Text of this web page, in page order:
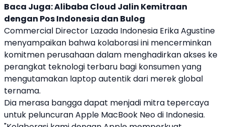
Baca Juga:Alibaba Cloud Jalin Kemitraan
dengan Pos Indonesia dan Bulog
Commercial Director Lazada Indonesia Erika Agustine
menyampaikan bahwa kolaborasi ini mencerminkan
komitmen perusahaan dalam menghadirkan akses ke
perangkat teknologi terbaru bagi konsumen yang
mengutamakan laptopautentik dari merek global
ternama.
Dia merasa bangga dapat menjadi mitra tepercaya
untuk peluncuranApple MacBook Neodi Indonesia.